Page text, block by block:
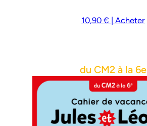
10,90 € | Acheter
du CM2 à la 6e